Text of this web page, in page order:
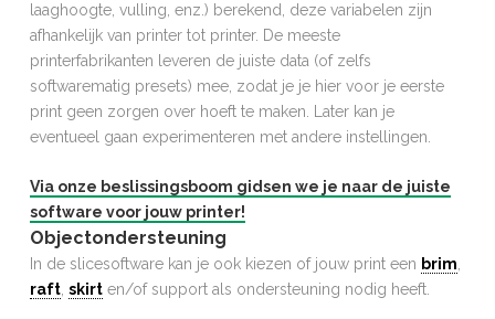
laaghoogte, vulling, enz.) berekend, deze variabelen zijn
afhankelijk van printer tot printer. De meeste
printerfabrikanten leveren de juiste data (of zelfs
softwarematig presets) mee, zodat je je hier voor je eerste
print geen zorgen over hoeft te maken. Later kan je
eventueel gaan experimenteren met andere instellingen.
Via onze beslissingsboom gidsen we je naar de juiste
software voor jouw printer!
Objectondersteuning
In de slicesoftware kan je ook kiezen of jouw print een brim
raft, skirten/of support als ondersteuning nodig heeft.